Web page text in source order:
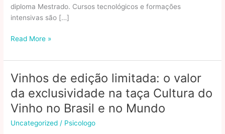
diploma Mestrado. Cursos tecnológicos e formações
intensivas são […]
Faculdades
Quais
Opções
Existem
No
Brasil
Read More »
Vinhos de edição limitada: o valor
da exclusividade na taça Cultura do
Vinho no Brasil e no Mundo
Uncategorized / Psicologo